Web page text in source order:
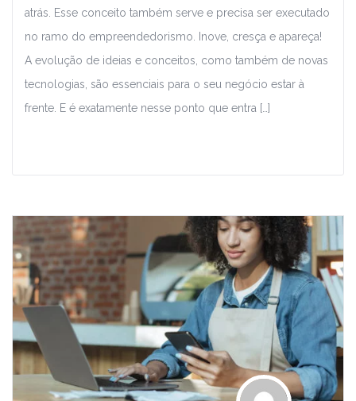
atrás. Esse conceito também serve e precisa ser executado
no ramo do empreendedorismo. Inove, cresça e apareça!
A evolução de ideias e conceitos, como também de novas
tecnologias, são essenciais para o seu negócio estar à
frente. E é exatamente nesse ponto que entra […]